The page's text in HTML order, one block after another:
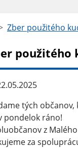
Zber použitého
použitého
tých
pondelok ráno!
z
za